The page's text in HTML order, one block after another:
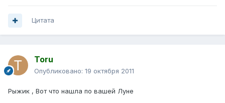
Цитата
Toru
Опубликовано: 19 октября 2011
Рыжик , Вот что нашла по вашей Луне